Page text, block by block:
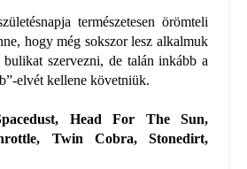
természetesen örömteli
hogy még sokszor lesz alkalmuk
szervezni, de talán inkább a
elvét kellene követniük.
Head For The Sun,
Twin Cobra, Stonedirt,